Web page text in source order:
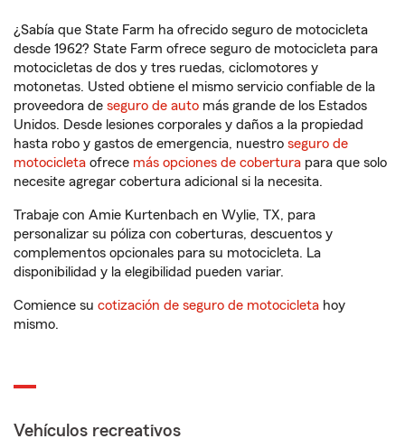
¿Sabía que State Farm ha ofrecido seguro de motocicleta
desde 1962? State Farm ofrece seguro de motocicleta para
motocicletas de dos y tres ruedas, ciclomotores y
motonetas. Usted obtiene el mismo servicio confiable de la
proveedora de seguro de auto más grande de los Estados
Unidos. Desde lesiones corporales y daños a la propiedad
hasta robo y gastos de emergencia, nuestro seguro de
motocicleta ofrece más opciones de cobertura para que solo
necesite agregar cobertura adicional si la necesita.
Trabaje con Amie Kurtenbach en Wylie, TX, para
personalizar su póliza con coberturas, descuentos y
complementos opcionales para su motocicleta. La
disponibilidad y la elegibilidad pueden variar.
Comience su cotización de seguro de motocicleta hoy
mismo.
Vehículos recreativos